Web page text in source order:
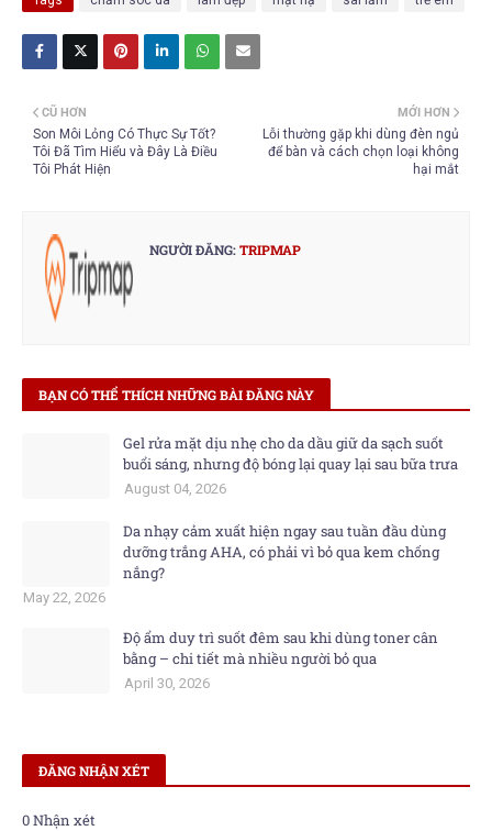
MỚI HƠN
Lỗi thường gặp khi dùng đèn ngủ
để bàn và cách chọn loại không
hại mắt
CŨ HƠN
Son Môi Lỏng Có Thực Sự Tốt?
Tôi Đã Tìm Hiểu và Đây Là Điều
Tôi Phát Hiện
NGƯỜI ĐĂNG:TRIPMAP
BẠN CÓ THỂ THÍCH NHỮNG BÀI ĐĂNG NÀY
Gel rửa mặt dịu nhẹ cho da dầu giữ da sạch suốt
buổi sáng, nhưng độ bóng lại quay lại sau bữa trưa
August 04, 2026
Da nhạy cảm xuất hiện ngay sau tuần đầu dùng
dưỡng trắng AHA, có phải vì bỏ qua kem chống
nắng?
May 22, 2026
Độ ẩm duy trì suốt đêm sau khi dùng toner cân
bằng – chi tiết mà nhiều người bỏ qua
April 30, 2026
ĐĂNG NHẬN XÉT
0 Nhận xét